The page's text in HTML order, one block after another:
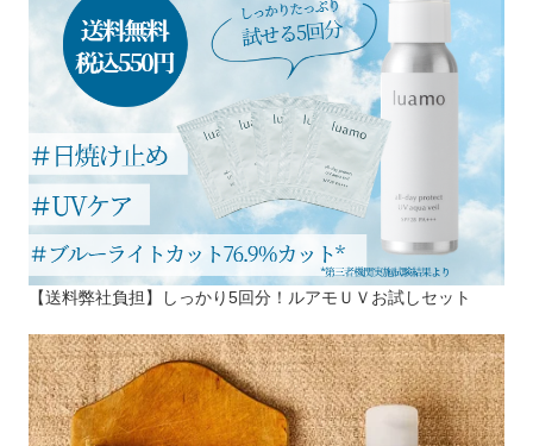
【送料弊社負担】しっかり5回分！ルアモＵＶお試しセット